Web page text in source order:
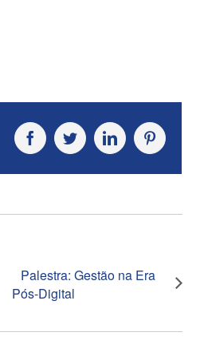
FacebookTwitterLinkedInPinterest
Palestra: Gestão na Era
Pós-Digital